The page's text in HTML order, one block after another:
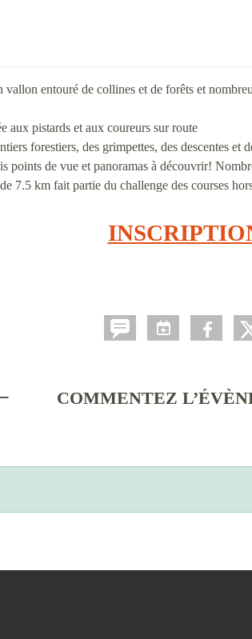
entouré de collines et de forêts et
aux pistards et aux coureurs sur route
forestiers, des grimpettes, des descentes et
de vue et panoramas à découvrir!
7.5 km fait partie du challenge des courses
COMMENTEZ